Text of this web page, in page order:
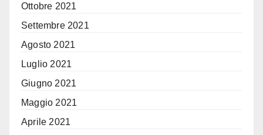
Ottobre 2021
Settembre 2021
Agosto 2021
Luglio 2021
Giugno 2021
Maggio 2021
Aprile 2021